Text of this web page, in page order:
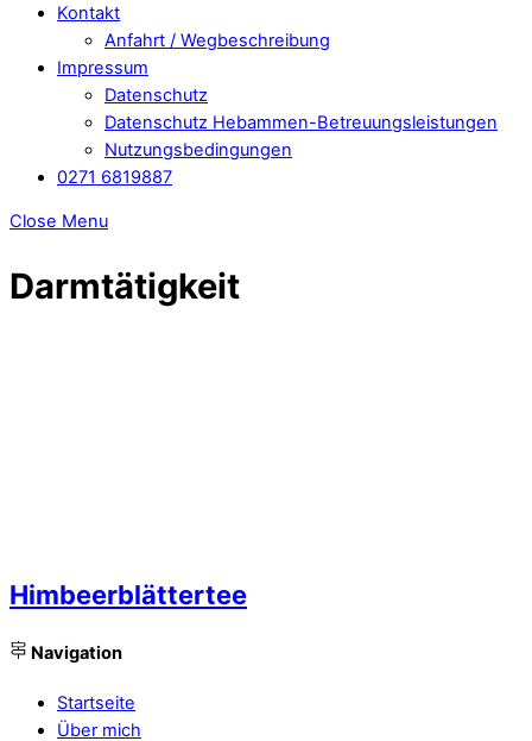
Kontakt
Anfahrt / Wegbeschreibung
Impressum
Datenschutz
Datenschutz Hebammen-Betreuungsleistungen
Nutzungsbedingungen
0271 6819887
Close Menu
Darmtätigkeit
Himbeerblättertee
Navigation
Startseite
Über mich